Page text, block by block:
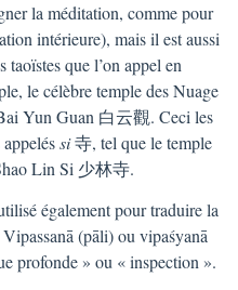
la méditation, comme pour
intérieure), mais il est aussi
taoïstes que l’on appel en
le célèbre temple des Nuage
Yun Guan 白云觀. Ceci les
si寺, tel que le temple
Lin Si 少林寺.
également pour traduire la
(pāli) ou vipaśyanā
profonde » ou « inspection ».